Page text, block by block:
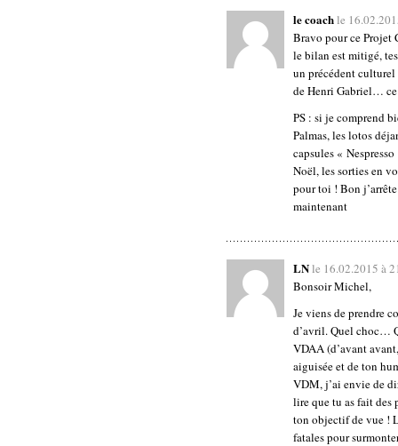
le coachle
Bravo pour ce Projet
le bilan est mitigé,
un précédent
de Henri Gabriel… ce
PS : si je comprend
Palmas, les lotos
capsules «
Noël, les sorties en
pour toi ! Bon
maintenant
LNle 16.02.2015 à
Bonsoir Michel,
Je viens de prendre
d’avril. Quel choc…
VDAA (d’avant
aiguisée et de ton
VDM, j’ai envie de
lire que tu as fait des
ton objectif de vue !
fatales pour